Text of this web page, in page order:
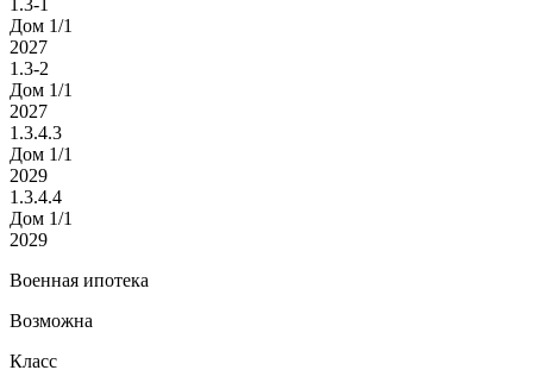
Дом 1/1
2027
1.3-2
Дом 1/1
2027
1.3.4.3
Дом 1/1
2029
1.3.4.4
Дом 1/1
2029
Военная ипотека
Возможна
Класс